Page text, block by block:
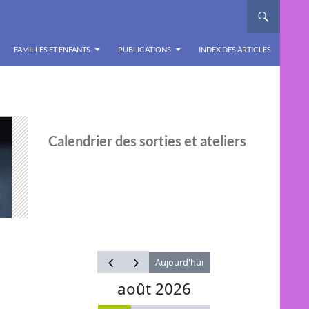
FAMILLES ET ENFANTS PUBLICATIONS INDEX DES ARTICLES
Calendrier des sorties et ateliers